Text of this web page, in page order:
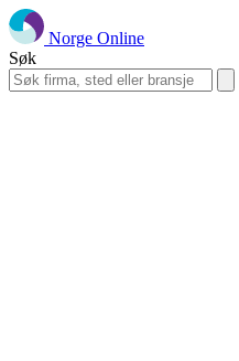
Norge Online
Søk